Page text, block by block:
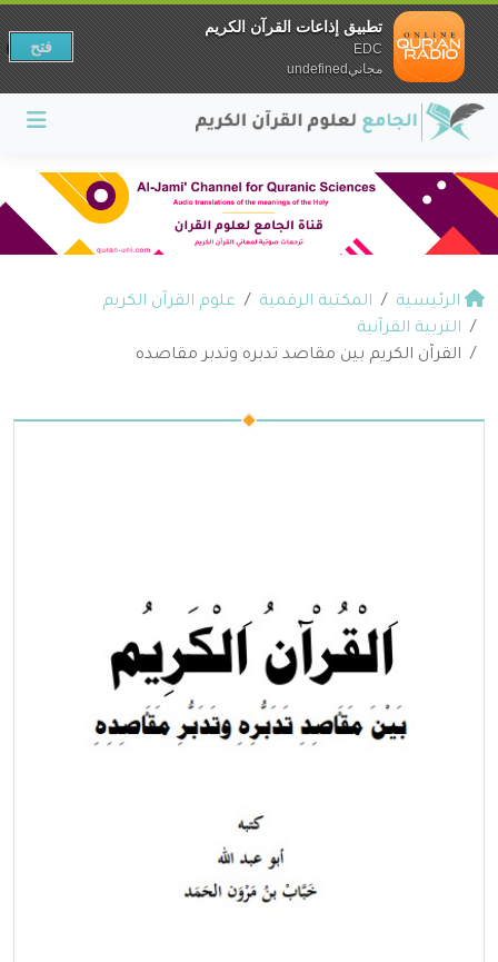
الرئيسية المكتبة الرقمية
علوم القرآن الكريم
التربية القرآنية
القرآن الكريم بين مقاصد تدبره وتدبر مقاصده
تطبيق إذاعات القرآن الكريم
EDC
مجانيundefined
فتح